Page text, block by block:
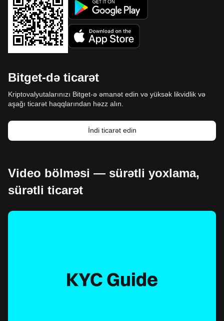
Bitget-də ticarət
Kriptovalyutalarınızı Bitget-ə əmanət edin və yüksək likvidlik və
aşağı ticarət haqqlarından həzz alın.
İndi ticarət edin
Video bölməsi — sürətli yoxlama,
sürətli ticarət